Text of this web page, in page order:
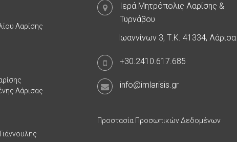
Λαρίσης
Λάρισας
Ιερά Μητρόπολις Λαρίσης &
Τυρνάβου
Ιωαννίνων 3, Τ.Κ. 41334, Λάρισα
+30.2410.617.685
info@imlarisis.gr
Προστασία Προσωπικών Δεδομένων